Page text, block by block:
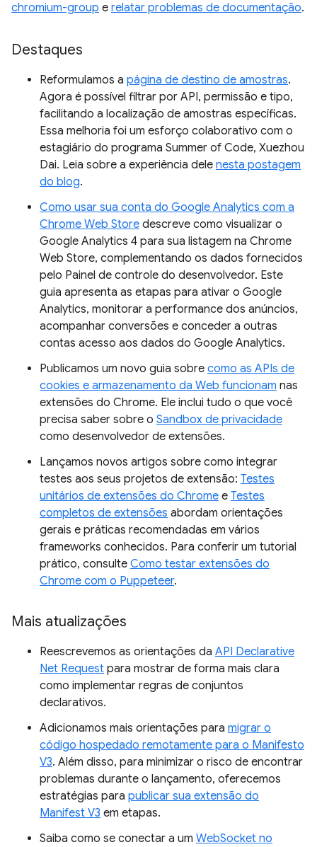
chromium-group e relatar problemas de documentação.
Destaques
Reformulamos a página de destino de amostras.
Agora é possível filtrar por API, permissão e tipo,
facilitando a localização de amostras específicas.
Essa melhoria foi um esforço colaborativo com o
estagiário do programa Summer of Code, Xuezhou
Dai. Leia sobre a experiência dele nesta postagem
do blog.
Como usar sua conta do Google Analytics com a
Chrome Web Store descreve como visualizar o
Google Analytics 4 para sua listagem na Chrome
Web Store, complementando os dados fornecidos
pelo Painel de controle do desenvolvedor. Este
guia apresenta as etapas para ativar o Google
Analytics, monitorar a performance dos anúncios,
acompanhar conversões e conceder a outras
contas acesso aos dados do Google Analytics.
Publicamos um novo guia sobre como as APIs de
cookies e armazenamento da Web funcionam nas
extensões do Chrome. Ele inclui tudo o que você
precisa saber sobre o Sandbox de privacidade
como desenvolvedor de extensões.
Lançamos novos artigos sobre como integrar
testes aos seus projetos de extensão: Testes
unitários de extensões do Chrome e Testes
completos de extensões abordam orientações
gerais e práticas recomendadas em vários
frameworks conhecidos. Para conferir um tutorial
prático, consulte Como testar extensões do
Chrome com o Puppeteer.
Mais atualizações
Reescrevemos as orientações da API Declarative
Net Request para mostrar de forma mais clara
como implementar regras de conjuntos
declarativos.
Adicionamos mais orientações para migrar o
código hospedado remotamente para o Manifesto
V3. Além disso, para minimizar o risco de encontrar
problemas durante o lançamento, oferecemos
estratégias para publicar sua extensão do
Manifest V3 em etapas.
Saiba como se conectar a um WebSocket no